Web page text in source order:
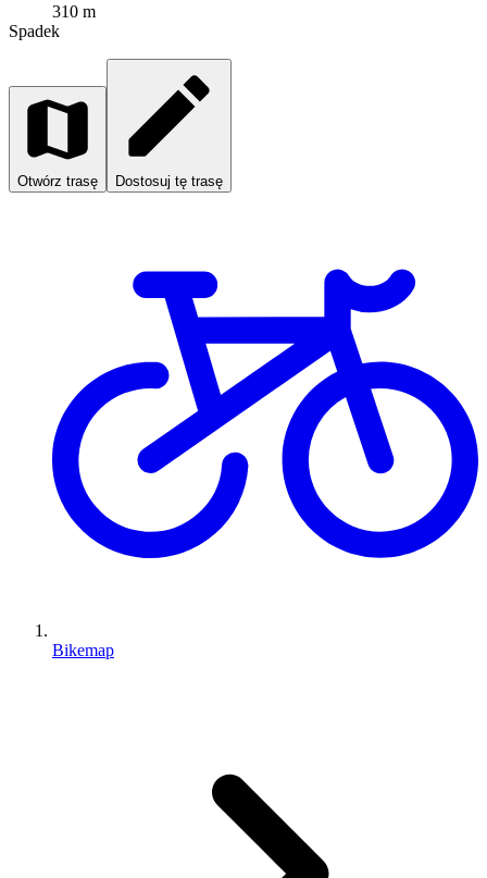
310 m
Spadek
Otwórz trasę Dostosuj tę trasę
Bikemap